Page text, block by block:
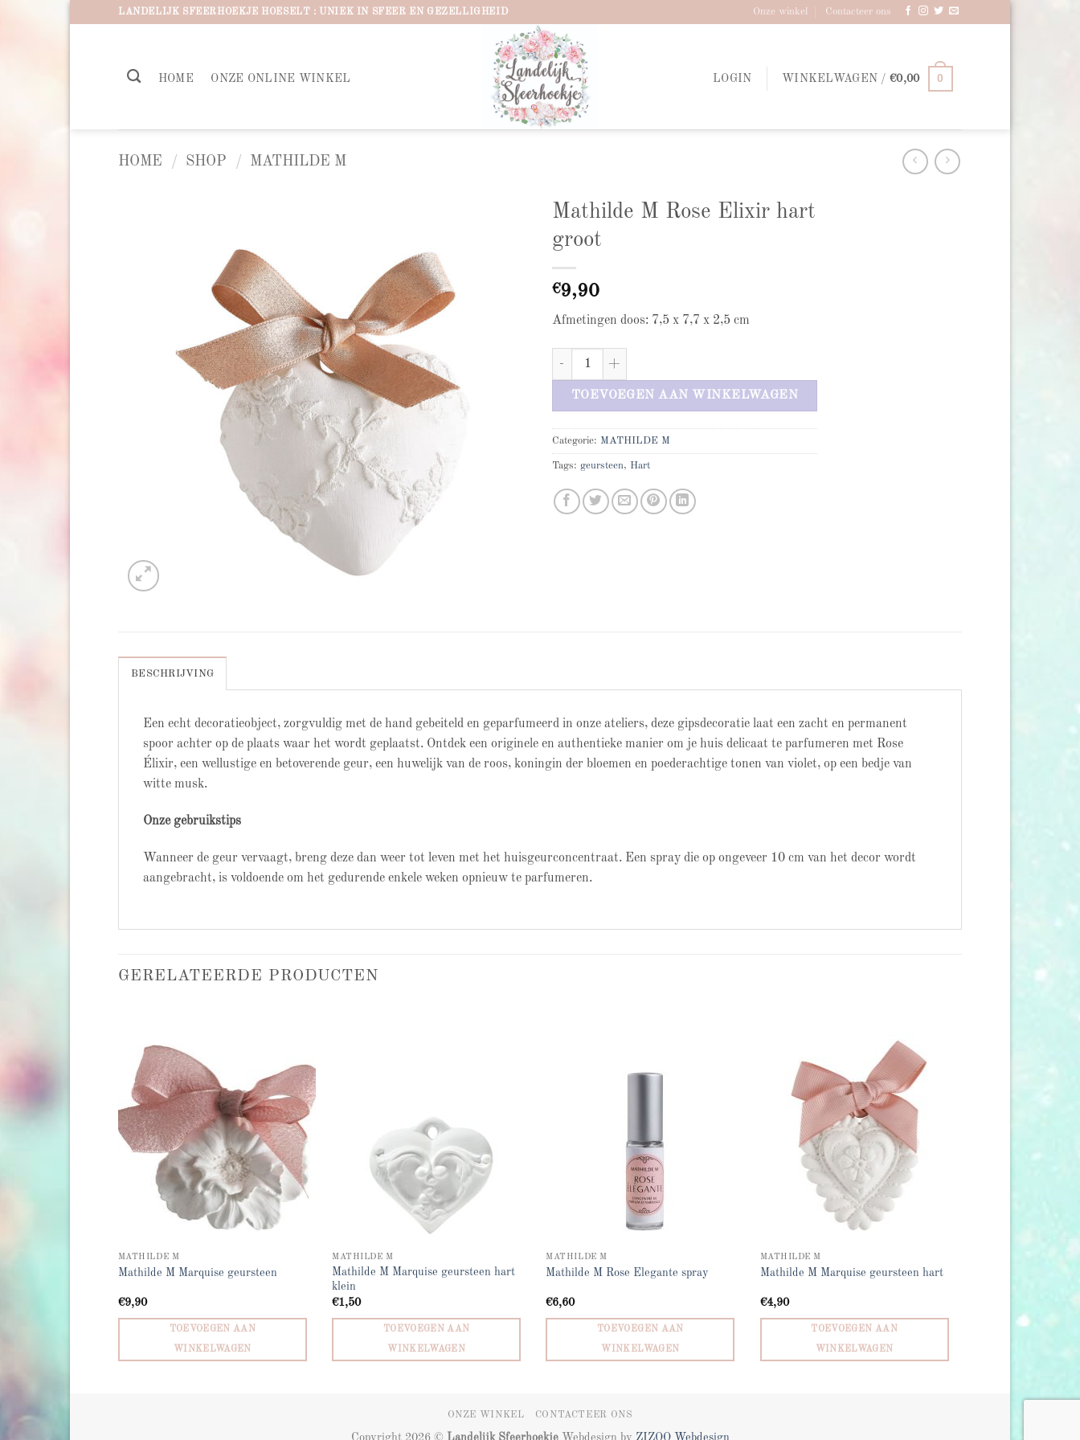
LANDELIJK SFEERHOEKJE HOESELT : UNIEK IN SFEER EN GEZELLIGHEID Onze winkel Contacteer ons
HOME ONZE ONLINE WINKEL LOGIN WINKELWAGEN /€0,00 0
HOME / SHOP / MATHILDE M
Mathilde M Rose Elixir hart
groot
€9,90
Afmetingen doos: 7,5 x 7,7 x 2,5 cm
Mathilde M Rose Elixir hart groot aantal
TOEVOEGEN AAN WINKELWAGEN
Categorie: MATHILDE M
Tags: geursteen, Hart
BESCHRIJVING
Een echt decoratieobject, zorgvuldig met de hand gebeiteld en geparfumeerd in onze ateliers, deze gipsdecoratie laat een zacht en permanent
spoor achter op de plaats waar het wordt geplaatst. Ontdek een originele en authentieke manier om je huis delicaat te parfumeren met Rose
Élixir, een wellustige en betoverende geur, een huwelijk van de roos, koningin der bloemen en poederachtige tonen van violet, op een bedje van
witte musk.
Onze gebruikstips
Wanneer de geur vervaagt, breng deze dan weer tot leven met het huisgeurconcentraat. Een spray die op ongeveer 10 cm van het decor wordt
aangebracht, is voldoende om het gedurende enkele weken opnieuw te parfumeren.
GERELATEERDE PRODUCTEN
wishlist
MATHILDE M
Mathilde M Marquise geursteen
€9,90
TOEVOEGEN AAN
WINKELWAGEN
MATHILDE M
Mathilde M Marquise geursteen hart
klein
€1,50
TOEVOEGEN AAN
WINKELWAGEN
MATHILDE M
Mathilde M Rose Elegante spray
€6,60
TOEVOEGEN AAN
WINKELWAGEN
wishlist
MATHILDE M
Mathilde M Marquise geursteen hart
€4,90
TOEVOEGEN AAN
WINKELWAGEN
ONZE WINKEL CONTACTEER ONS
Copyright 2026 © Landelijk SfeerhoekjeWebdesign by ZIZOO Webdesign